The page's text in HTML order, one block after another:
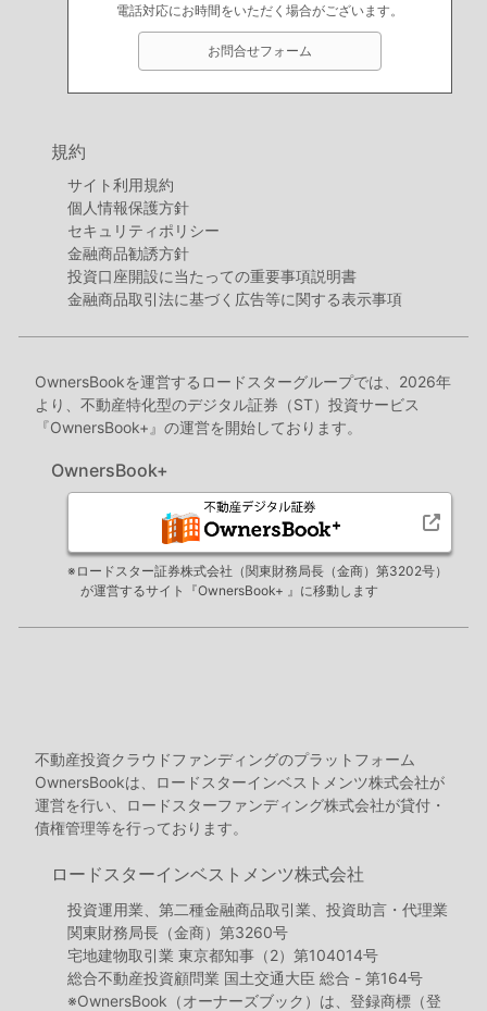
電話対応にお時間をいただく場合がございます。
お問合せフォーム
規約
サイト利用規約
個人情報保護方針
セキュリティポリシー
金融商品勧誘方針
投資口座開設に当たっての重要事項説明書
金融商品取引法に基づく広告等に関する表示事項
OwnersBookを運営するロードスターグループでは、2026年
より、不動産特化型のデジタル証券（ST）投資サービス
『OwnersBook+』の運営を開始しております。
OwnersBook+
※ロードスター証券株式会社（関東財務局長（金商）第3202号）
が運営するサイト『OwnersBook+ 』に移動します
不動産投資クラウドファンディングのプラットフォーム
OwnersBookは、ロードスターインベストメンツ株式会社が
運営を行い、ロードスターファンディング株式会社が貸付・
債権管理等を行っております。
ロードスターインベストメンツ株式会社
投資運用業、第二種金融商品取引業、投資助言・代理業
関東財務局長（金商）第3260号
宅地建物取引業 東京都知事（2）第104014号
総合不動産投資顧問業 国土交通大臣 総合 - 第164号
※OwnersBook（オーナーズブック）は、登録商標（登